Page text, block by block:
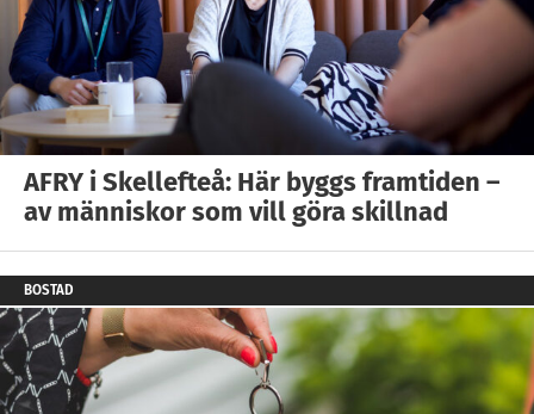
AFRY i Skellefteå: Här byggs framtiden –
av människor som vill göra skillnad
BOSTAD